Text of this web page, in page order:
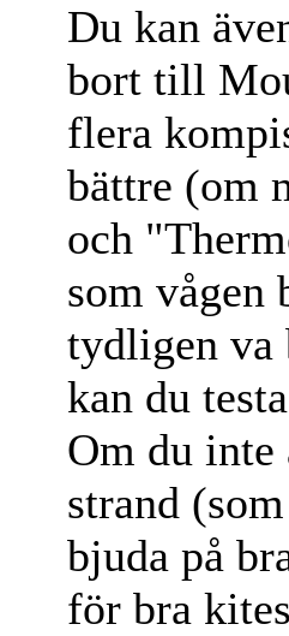
Du kan
bort till
flera
bättre (om
och
som vågen
tydligen va
kan du
Om du inte
strand
bjuda på
för bra